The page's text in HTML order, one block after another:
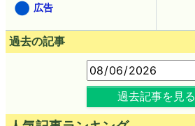
広告
過去の記事
過去記事を見る